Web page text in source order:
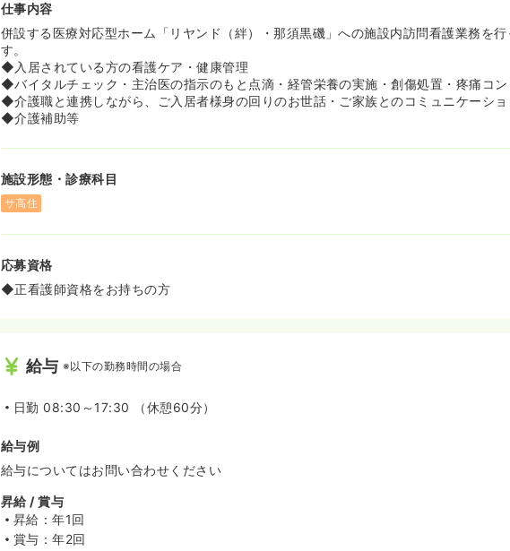
仕事内容
併設する医療対応型ホーム「リヤンド（絆）・那須黒磯」への施設内訪問看護業務を
す。
◆入居されている方の看護ケア・健康管理
◆バイタルチェック・主治医の指示のもと点滴・経管栄養の実施・創傷処置・疼痛コ
◆介護職と連携しながら、ご入居者様身の回りのお世話・ご家族とのコミュニケーシ
◆介護補助等
施設形態・診療科目
サ高住
応募資格
◆正看護師資格をお持ちの方
給与 ※以下の勤務時間の場合
日勤 08:30～17:30 （休憩60分）
給与例
給与についてはお問い合わせください
昇給 / 賞与
昇給：年1回
賞与：年2回